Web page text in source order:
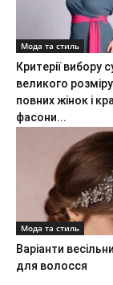
Мода та стиль
Критерії вибору
великого
повних жінок і
фасони...
Мода та стиль
Варіанти
для волосся